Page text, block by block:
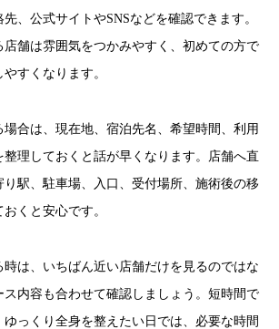
、公式サイトやSNSなどを確認できます。
舗は雰囲気をつかみやすく、初めての方で
すくなります。
合は、現在地、宿泊先名、希望時間、利用
整理しておくと話が早くなります。店舗へ直
駅、駐車場、入口、受付場所、施術後の移
くと安心です。
時は、いちばん近い店舗だけを見るのではな
ス内容も合わせて確認しましょう。短時間で
っくり全身を整えたい日では、必要な時間